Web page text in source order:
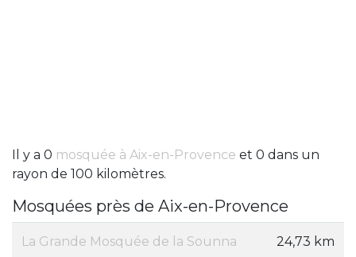
Il y a 0 mosquée à Aix-en-Provence et 0 dans un
rayon de 100 kilomètres.
Mosquées près de Aix-en-Provence
La Grande Mosquée de la Sounna 24,73 km